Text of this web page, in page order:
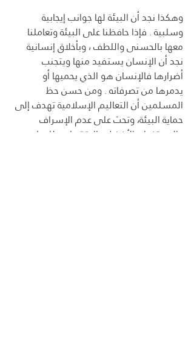
وهكذا نجد أن البيئة لها جوانب إيجابية
وسلبية . فإذا حافظنا على البيئة وتعاملنا
معها بالحسنى واللطف ، وبأخلاق إنسانية
نجد أن الإنسان يستفيد منها ويتجنب
أضرارها فالإنسان هو الذي يحميها أو
يدمرها من تصرفاته . ومن حسن حظ
المسلمين أن التعاليم الإسلامية تهدف إلى
حماية البيئة، وتحث على عدم الإسراف
والاستخدام الأفضل والاقتصادي للمياه